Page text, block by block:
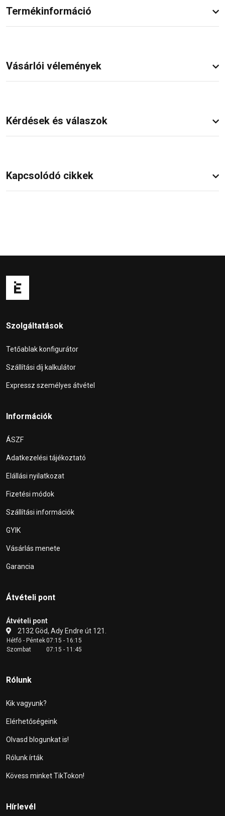
Termékinformáció
Vásárlói vélemények
Kérdések és válaszok
Kapcsolódó cikkek
Szolgáltatások
Tetőablak konfigurátor
Szállítási díj kalkulátor
Expressz személyes átvétel
Információk
ÁSZF
Adatkezelési tájékoztató
Elállási nyilatkozat
Fizetési módok
Szállítási információk
GYIK
Vásárlás menete
Garancia
Átvételi pont
Átvételi pont
2132 Göd, Ady Endre út 121.
Hétfő - Péntek07:15 - 16:15
Szombat
07:15 - 11:45
Rólunk
Kik vagyunk?
Elérhetőségeink
Olvasd blogunkat is!
Rólunk írták
Kövess minket TikTokon!
Hírlevél